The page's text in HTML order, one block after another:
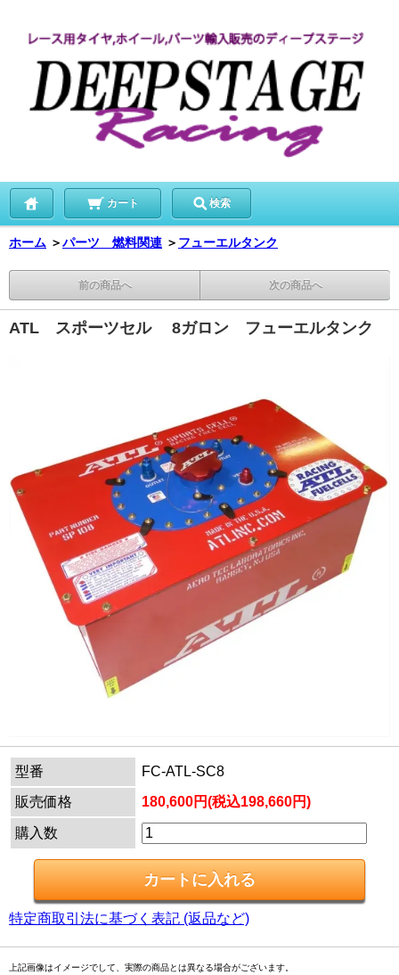
カート 検索
ホーム ＞パーツ 燃料関連 ＞ フューエルタンク
前の商品へ 次の商品へ
ATL スポーツセル 8ガロン フューエルタンク
型番
FC-ATL-SC8
販売価格
180,600円(税込198,660円)
購入数
特定商取引法に基づく表記 (返品など)
上記画像はイメージでして、実際の商品とは異なる場合がございます。